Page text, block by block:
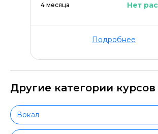
4 месяца Нет
Подробнее
Другие категории курсов
Вокал